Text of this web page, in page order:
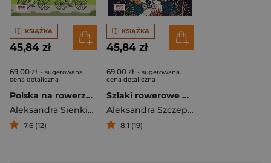
KSIĄŻKA
45,84 zł
69,00 zł - sugerowana
cena detaliczna
Polska na rowerze. 60 wycieczek jednodniowych dla każdego
Aleksandra Sienkiewicz
,Daniel Sienkiewicz
7,6 (12)
KSIĄŻKA
45,84 zł
69,00 zł - sugerowana
cena detaliczna
Szlaki rowerowe Polski. 70 najpiękniejszych tras na jeden i na kilka dni
Aleksandra Szczepańska
8,1 (19)